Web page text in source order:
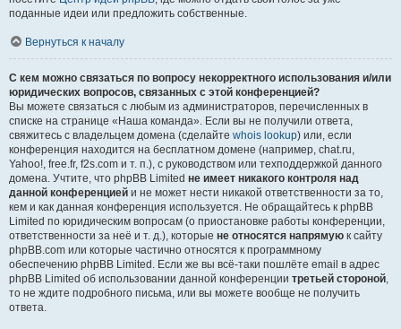
поданные идеи или предложить собственные.
Вернуться к началу
С кем можно связаться по вопросу некорректного использования и/или
юридических вопросов, связанных с этой конференцией?
Вы можете связаться с любым из администраторов, перечисленных в
списке на странице «Наша команда». Если вы не получили ответа,
свяжитесь с владельцем домена (сделайте whois lookup) или, если
конференция находится на бесплатном домене (например, chat.ru,
Yahoo!, free.fr, f2s.com и т. п.), с руководством или техподдержкой данного
домена. Учтите, что phpBB Limited не имеет никакого контроля над
данной конференцией и не может нести никакой ответственности за то,
кем и как данная конференция используется. Не обращайтесь к phpBB
Limited по юридическим вопросам (о приостановке работы конференции,
ответственности за неё и т. д.), которые не относятся напрямую к сайту
phpBB.com или которые частично относятся к программному
обеспечению phpBB Limited. Если же вы всё-таки пошлёте email в адрес
phpBB Limited об использовании данной конференции третьей стороной,
то не ждите подробного письма, или вы можете вообще не получить
ответа.